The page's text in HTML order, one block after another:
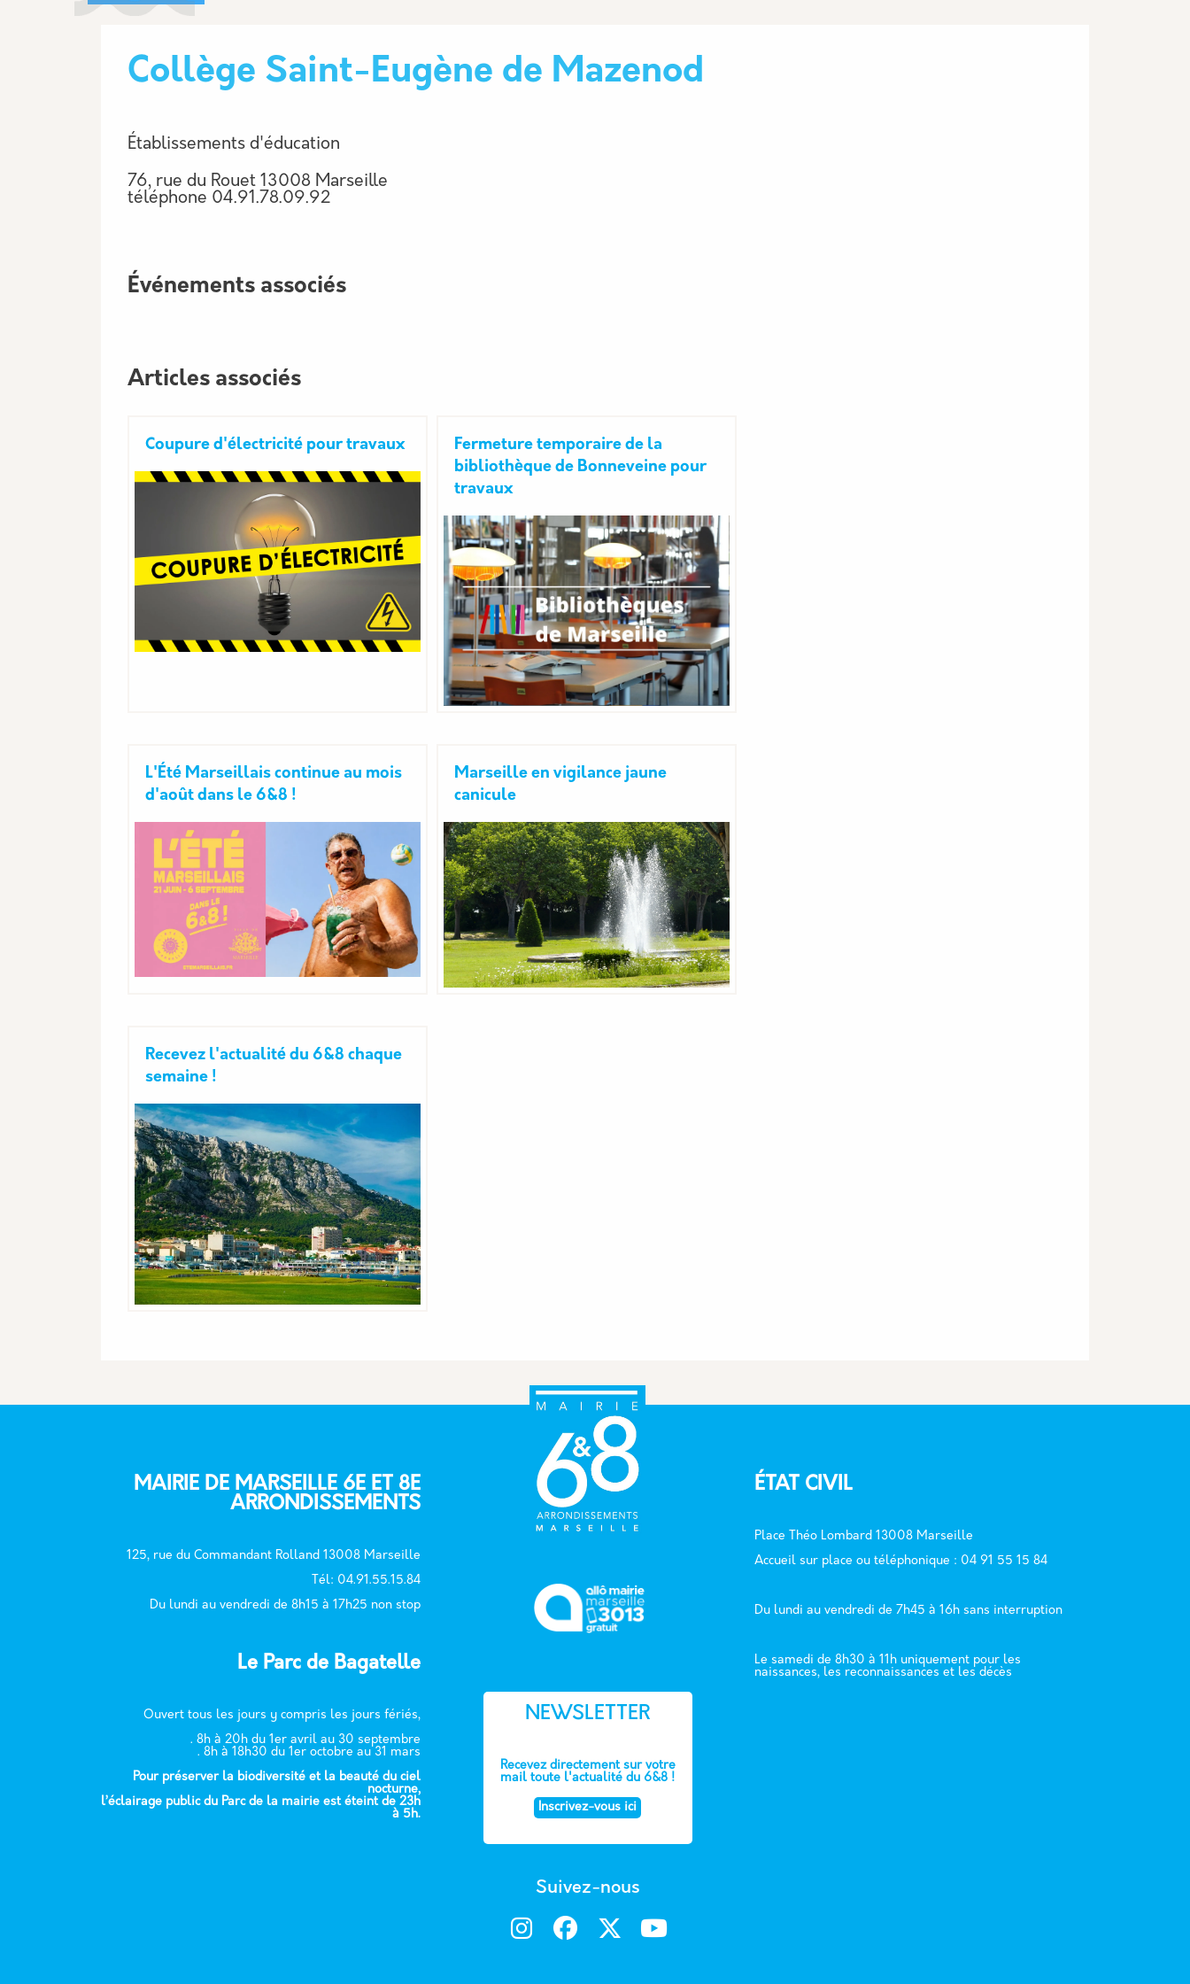
Collège Saint-Eugène de Mazenod
Établissements d'éducation
76, rue du Rouet 13008 Marseille
téléphone 04.91.78.09.92
Événements associés
Articles associés
Coupure d'électricité pour travaux
Fermeture temporaire de la
bibliothèque de Bonneveine pour
travaux
L'Été Marseillais continue au mois
d'août dans le 6&8 !
Marseille en vigilance jaune
canicule
Recevez l'actualité du 6&8 chaque
semaine !
MAIRIE DE MARSEILLE 6E ET 8E
ARRONDISSEMENTS
125, rue du Commandant Rolland 13008 Marseille
Tél: 04.91.55.15.84
Du lundi au vendredi de 8h15 à 17h25 non stop
Le Parc de Bagatelle
Ouvert tous les jours y compris les jours fériés,
. 8h à 20h du 1er avril au 30 septembre
. 8h à 18h30 du 1er octobre au 31 mars
Pour préserver la biodiversité et la beauté du ciel
nocturne,
l’éclairage public du Parc de la mairie est éteint de 23h
à 5h.
NEWSLETTER
Recevez directement sur votre
mail toute l'actualité du 6&8 !
Inscrivez-vous ici
Suivez-nous
ÉTAT CIVIL
Place Théo Lombard 13008 Marseille
Accueil sur place ou téléphonique : 04 91 55 15 84
Du lundi au vendredi de 7h45 à 16h sans interruption
Le samedi de 8h30 à 11h uniquement pour les
naissances, les reconnaissances et les décès